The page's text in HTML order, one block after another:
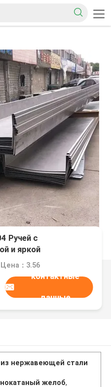
Ручей с
и яркой
дождевой воды
Цена：3.56
контактные
данные
нержавеющей стали
желоб,